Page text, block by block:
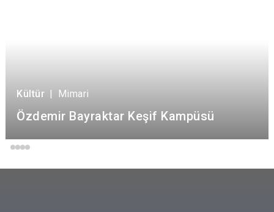
Kültür | Mimari
Özdemir Bayraktar Keşif Kampüsü